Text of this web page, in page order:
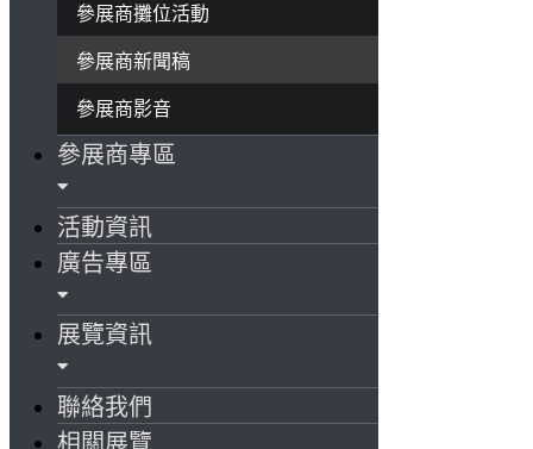
參展商攤位活動
參展商新聞稿
參展商影音
參展商專區
活動資訊
廣告專區
展覽資訊
聯絡我們
相關展覽